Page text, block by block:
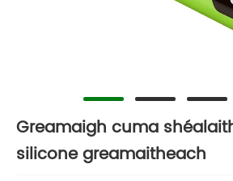
Greamaigh cuma
silicone greamaitheach